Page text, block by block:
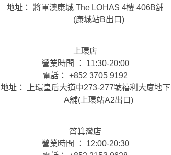
地址： 將軍澳康城 The LOHAS 4樓 406B舖
(康城站B出口)
上環店
營業時間 ： 11:30-20:00
電話： +852 3705 9192
地址： 上環皇后大道中273-277號禧利大廈地下
A舖(上環站A2出口)
筲箕灣店
營業時間 ： 12:00-20:30